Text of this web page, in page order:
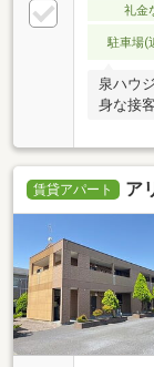
礼金
駐車場(
泉ハウ
身な接
賃貸アパート ア